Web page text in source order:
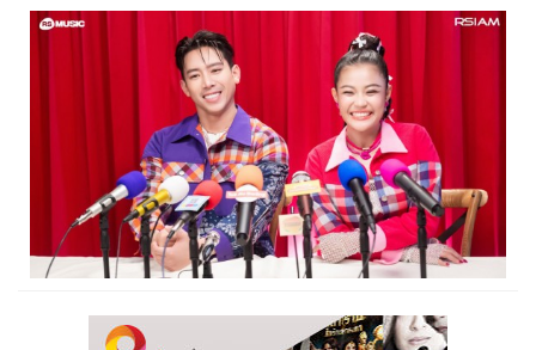
‘อาร์สยาม’ เปิดตัวศิลปินใหม่ ‘แบงค์ ธัชนนท์...
14:21 น.
13 กันยายน 2567
‘อาร์สยาม’ เปิดโปรเจกต์พิเศษ ‘อีสาน BATTLE’...
17:34 น.
29 สิงหาคม 2567